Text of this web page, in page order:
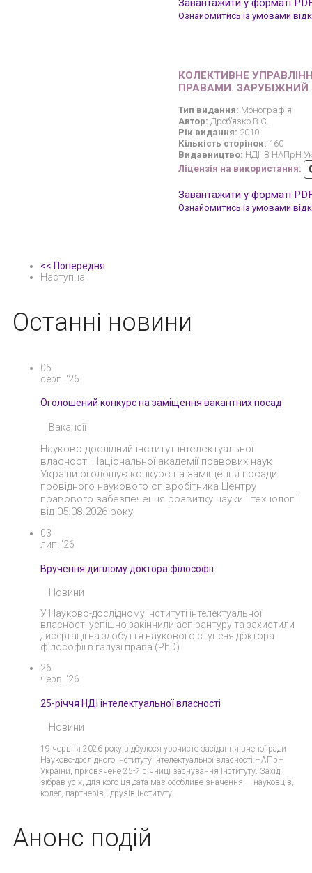
Завантажити у форматі
Ознайомитись із умовами
КОЛЕКТИВНЕ
ПРАВАМИ. ЗАРУБІЖНИЙ
Тип видання: Монографія
Автор: Дроб’язко В.С.
Рік видання: 2010
Кількість сторінок: 160
Видавництво: НДІ ІВ НАПрН
Ліцензія на використання:
Завантажити у форматі
Ознайомитись із умовами
<< Попередня
Наступна
Останні новини
05
серп. '26
Оголошений конкурс на заміщення вакантних посад
Вакансії
Науково-дослідний інститут інтелектуальної
власності Національної академії правових наук
України оголошує конкурс на заміщення посади
провідного наукового співробітника Центру
правового забезпечення розвитку науки і технології
від 05.08.2026 року
03
лип. '26
Вручення диплому доктора філософії
Новини
У Науково-дослідному інституті інтелектуальної
власності успішно закінчили аспірантуру та захистили
дисертації на здобуття наукового ступеня доктора
філософії в галузі права (PhD)
26
черв. '26
25-річчя НДІ інтелектуальної власності
Новини
19 червня 2026 року відбулося урочисте засідання вченої ради
Науково-дослідного інституту інтелектуальної власності НАПрН
України, присвячене 25-й річниці заснування Інституту. Захід
зібрав усіх, для кого ця дата має особливе значення — науковців,
колег, партнерів і друзів Інституту.
Анонс подій